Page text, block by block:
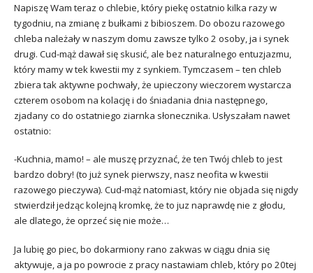
Napiszę Wam teraz o chlebie, który piekę ostatnio kilka razy w
tygodniu, na zmianę z bułkami z bibioszem. Do obozu razowego
chleba należały w naszym domu zawsze tylko 2 osoby, ja i synek
drugi. Cud-mąż dawał się skusić, ale bez naturalnego entuzjazmu,
który mamy w tek kwestii my z synkiem. Tymczasem – ten chleb
zbiera tak aktywne pochwały, że upieczony wieczorem wystarcza
czterem osobom na kolację i do śniadania dnia następnego,
zjadany co do ostatniego ziarnka słonecznika. Usłyszałam nawet
ostatnio:
-Kuchnia, mamo! – ale muszę przyznać, że ten Twój chleb to jest
bardzo dobry! (to już synek pierwszy, nasz neofita w kwestii
razowego pieczywa). Cud-mąż natomiast, który nie objada się nigdy
stwierdził jedząc kolejną kromkę, że to juz naprawdę nie z głodu,
ale dlatego, że oprzeć się nie może…
Ja lubię go piec, bo dokarmiony rano zakwas w ciągu dnia się
aktywuje, a ja po powrocie z pracy nastawiam chleb, który po 20tej